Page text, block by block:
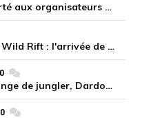
Riot Games donne plus de liberté aux organisateurs de tournois locaux sur League of Legends
Les champions disponibles sur Wild Rift : l'arrivée de Cho'Gath
0commentaires
Mercato LoL LCS : Dignitas change de jungler, Dardoch fait son retour en LCS, eXyu annonce sa retraite
0commentaires